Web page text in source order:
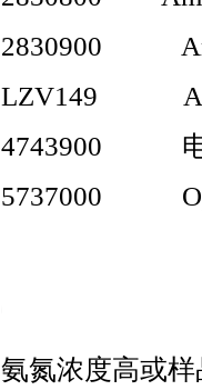
2830900
LZV149
4743900 电
5737000
氨氮浓度高或